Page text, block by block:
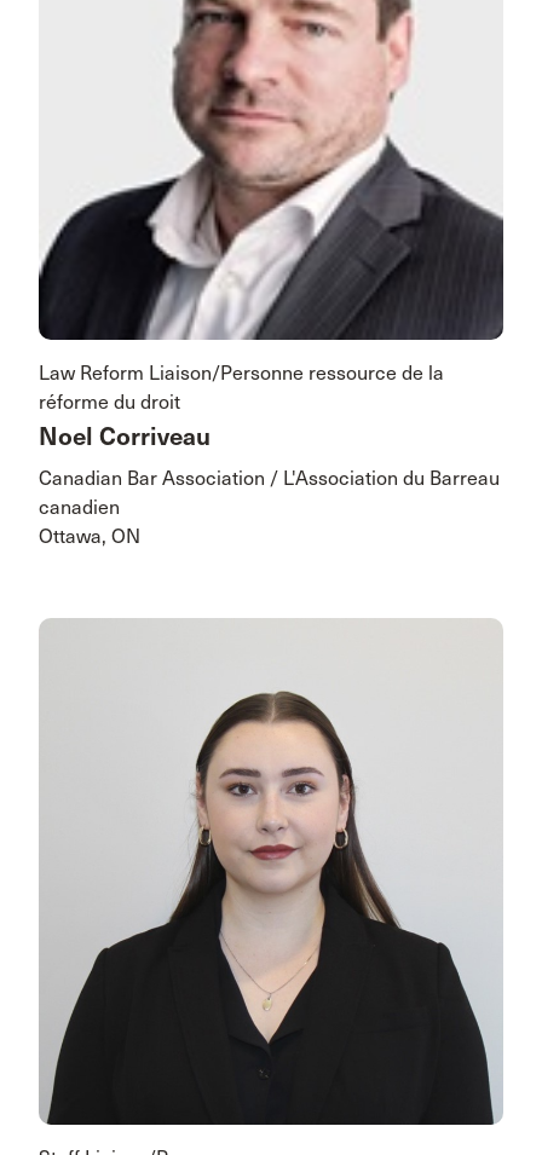
Law Reform Liaison/Personne ressource de la
réforme du droit
Noel Corriveau
Canadian Bar Association / L'Association du Barreau
canadien
Ottawa, ON